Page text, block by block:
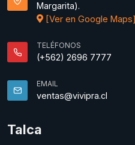
Margarita).
[Ver en Google Maps]
TELÉFONOS
(+562) 2696 7777
EMAIL
ventas@vivipra.cl
Talca